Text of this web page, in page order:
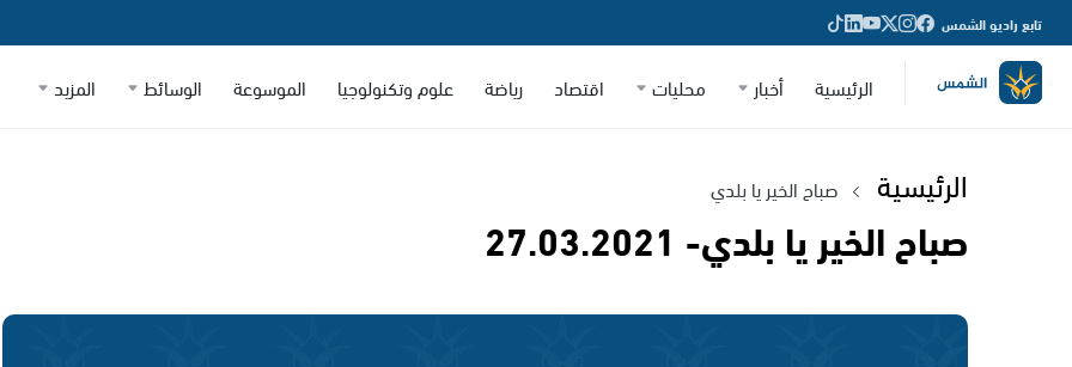
تابع راديو الشمس
الرئيسية أخبار محليات اقتصاد رياضة علوم وتكنولوجيا الموسوعة الوسائط المزيد
الرئيسية صباح الخير يا بلدي
صباح الخير يا بلدي- 27.03.2021